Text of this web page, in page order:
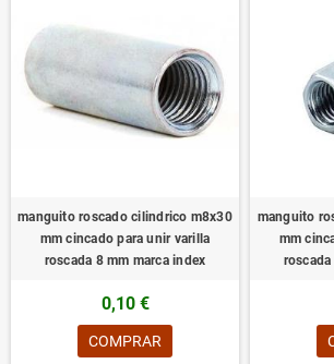
manguito roscado cilindrico m8x30
mm cincado para unir varilla
roscada 8 mm marca index
0,10 €
COMPRAR
manguito
mm